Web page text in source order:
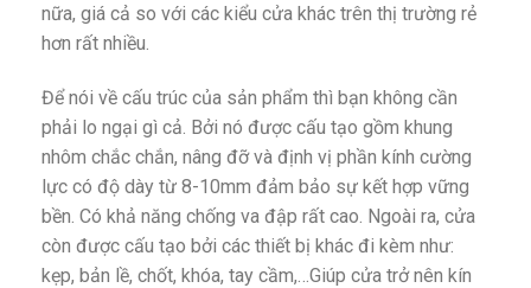
nữa, giá cả so với các kiểu cửa khác trên thị trường rẻ
hơn rất nhiều.
Để nói về cấu trúc của sản phẩm thì bạn không cần
phải lo ngại gì cả. Bởi nó được cấu tạo gồm khung
nhôm chắc chắn, nâng đỡ và định vị phần kính cường
lực có độ dày từ 8-10mm đảm bảo sự kết hợp vững
bền. Có khả năng chống va đập rất cao. Ngoài ra, cửa
còn được cấu tạo bởi các thiết bị khác đi kèm như:
kẹp, bản lề, chốt, khóa, tay cầm,…Giúp cửa trở nên kín